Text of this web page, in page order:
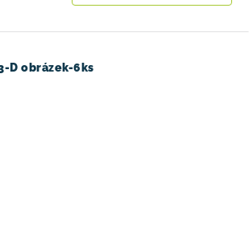
D obrázek-6ks